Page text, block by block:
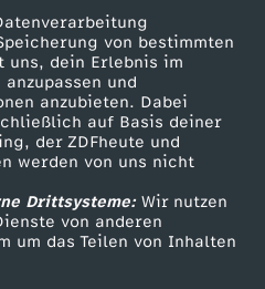
von bestimmten
dein Erlebnis im
und
anzubieten. Dabei
auf Basis deiner
der ZDFheute und
werden von uns nicht
Drittsysteme:Wir nutzen
von anderen
um das Teilen von Inhalten
Zuschauerservice
Hilfe